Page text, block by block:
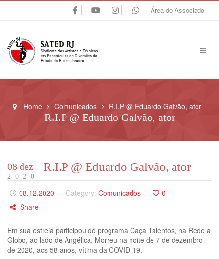
Área do Associado
Home Comunicados R.I.P @ Eduardo Galvão, ator
R.I.P @ Eduardo Galvão, ator
08 dez
2020
R.I.P @ Eduardo Galvão, ator
08.12.2020 Category: Comunicados
0
Share
Em sua estreia participou do programa Caça Talentos, na Rede a
Globo, ao lado de Angélica. Morreu na noite de 7 de dezembro
de 2020, aos 58 anos, vítima da COVID-19.